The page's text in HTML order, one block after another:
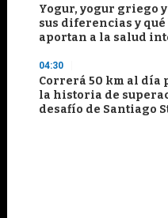
Yogur, yogur griego
sus diferencias y
aportan a la salud
04:30
Correrá 50 km al día
la historia de
desafío de Santiago